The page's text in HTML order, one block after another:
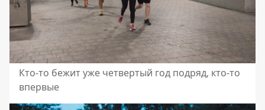
Кто-то бежит уже четвертый год подряд, кто-то
впервые